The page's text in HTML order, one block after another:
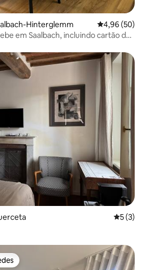
Hinterglemm 4,96 de uma
4,96 (50)
em Saalbach, incluindo cartão de
5 de
5 (3)